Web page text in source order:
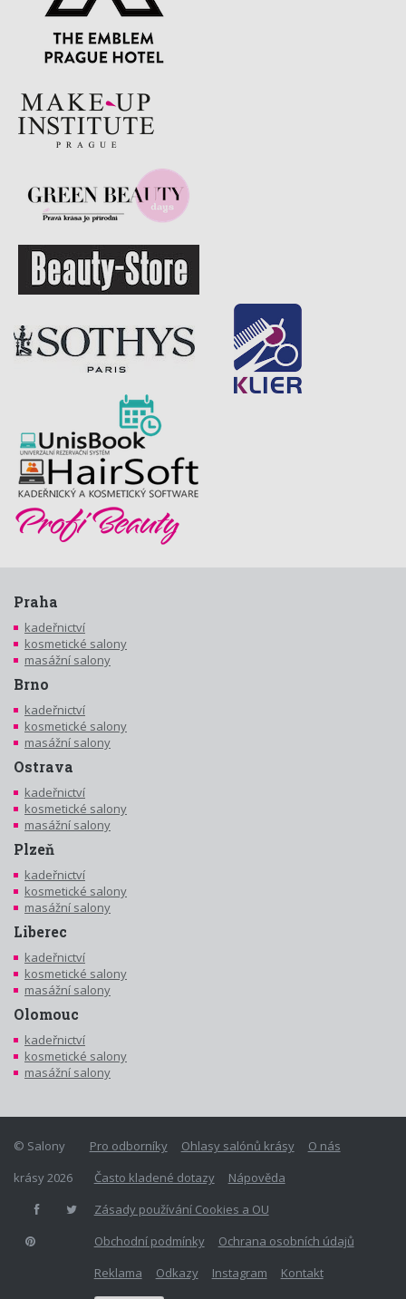
Praha
kadeřnictví
kosmetické salony
masážní salony
Brno
kadeřnictví
kosmetické salony
masážní salony
Ostrava
kadeřnictví
kosmetické salony
masážní salony
Plzeň
kadeřnictví
kosmetické salony
masážní salony
Liberec
kadeřnictví
kosmetické salony
masážní salony
Olomouc
kadeřnictví
kosmetické salony
masážní salony
Pro odborníky Ohlasy salónů krásy
O nás
Často kladené dotazy
Nápověda
Zásady používání Cookies a OU
Obchodní podmínky
Ochrana osobních údajů
Reklama
Odkazy Instagram Kontakt
© Salony
krásy 2026